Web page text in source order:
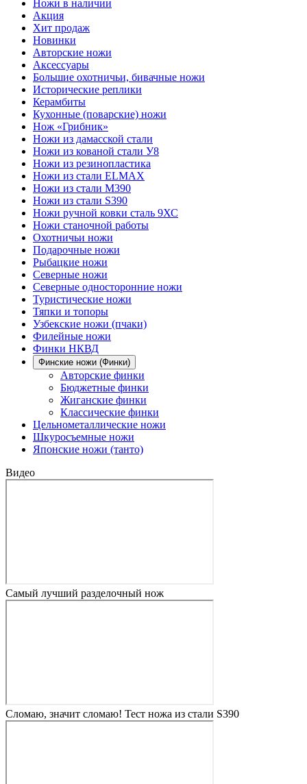
Ножи в наличии
Акция
Хит продаж
Новинки
Авторские ножи
Аксессуары
Большие охотничьи, бивачные ножи
Исторические реплики
Керамбиты
Кухонные (поварские) ножи
Нож «Грибник»
Ножи из дамасской стали
Ножи из кованой стали У8
Ножи из резинопластика
Ножи из стали ELMAX
Ножи из стали M390
Ножи из стали S390
Ножи ручной ковки сталь 9ХС
Ножи станочной работы
Охотничьи ножи
Подарочные ножи
Рыбацкие ножи
Северные ножи
Северные односторонние ножи
Туристические ножи
Тяпки и топоры
Узбекские ножи (пчаки)
Филейные ножи
Финки НКВД
Финские ножи (Финки)
Авторские финки
Бюджетные финки
Жиганские финки
Классические финки
Цельнометаллические ножи
Шкуросъемные ножи
Японские ножи (танто)
Видео
Самый лучший разделочный нож
Сломаю, значит сломаю! Тест ножа из стали S390